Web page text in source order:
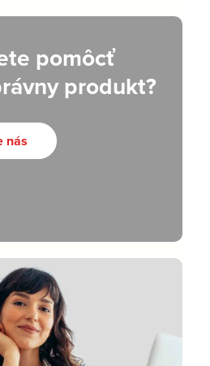
pomôcť
produkt?
nás